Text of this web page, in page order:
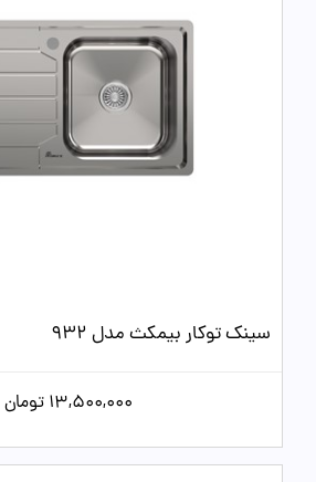
سینک توکار بیمکث مدل 932
13,500,000 تومان